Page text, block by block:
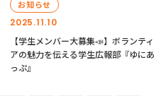
2025.11.10
お知らせ
【学生メンバー大募集📣】ボランティ
アの魅力を伝える学生広報部『ゆにあ
っぷ』